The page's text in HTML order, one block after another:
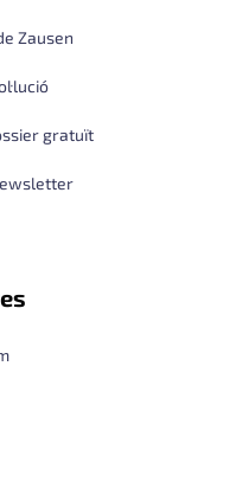
Zausen
gratuït